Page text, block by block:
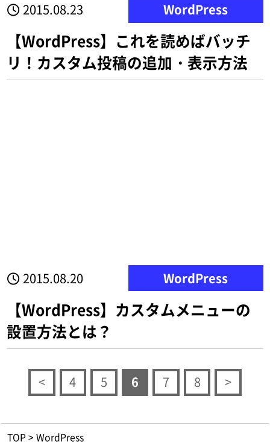
2015.08.23 WordPress
【WordPress】これを読めばバッチ
リ！カスタム投稿の追加・表示方法
2015.08.20 WordPress
【WordPress】カスタムメニューの
設置方法とは？
< 4 5 6 7 8 >
TOP > WordPress